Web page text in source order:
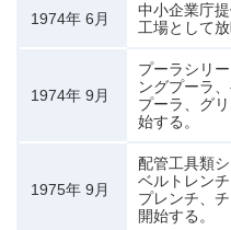
1974年 6月
中小企業庁
工場として放
1974年 9月
プーラシリ
ングプーラ
プーラ、グ
始する。
1975年 9月
配管工具類
ベルトレン
プレンチ、
開始する。